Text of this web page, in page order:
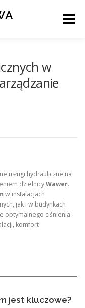
Menu
I OKOLICE
w
usługi hydrauliczne na
dzielnicyWawer.
w instalacjach
jak i w budynkach
optymalnego ciśnienia
komfort
jest kluczowe?